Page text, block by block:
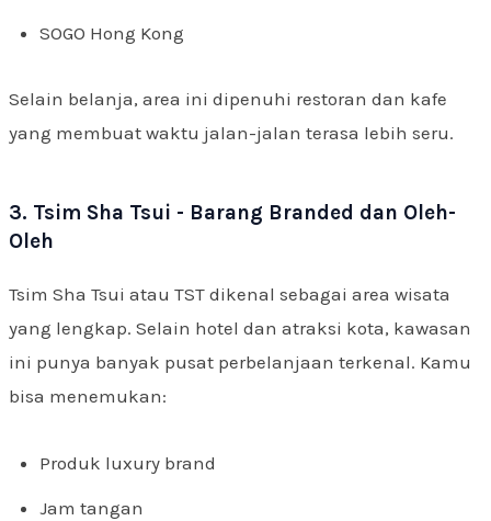
SOGO Hong Kong
Selain belanja, area ini dipenuhi restoran dan kafe
yang membuat waktu jalan-jalan terasa lebih seru.
3. Tsim Sha Tsui - Barang Branded dan Oleh-
Oleh
Tsim Sha Tsui atau TST dikenal sebagai area wisata
yang lengkap. Selain hotel dan atraksi kota, kawasan
ini punya banyak pusat perbelanjaan terkenal. Kamu
bisa menemukan:
Produk luxury brand
Jam tangan